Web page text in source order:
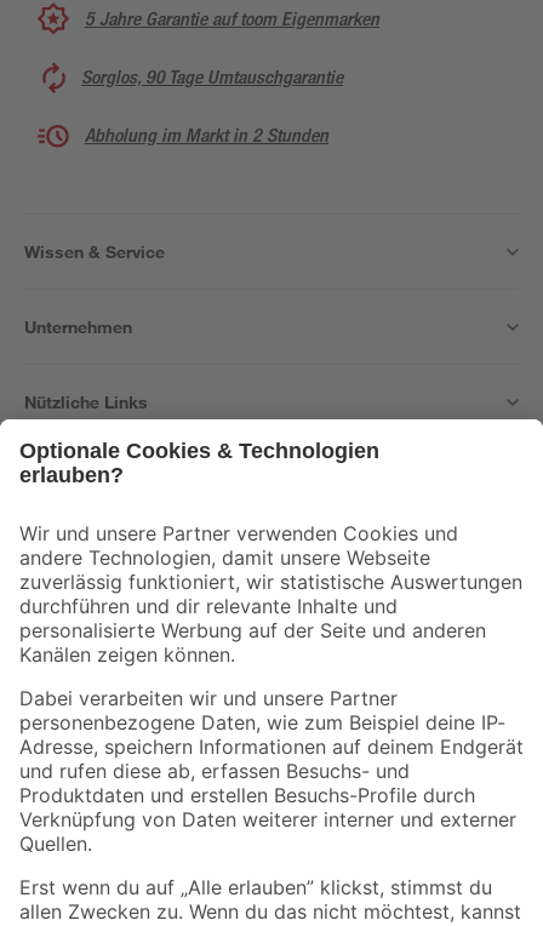
5 Jahre Garantie auf toom Eigenmarken
Sorglos, 90 Tage Umtauschgarantie
Abholung im Markt in 2 Stunden
Wissen & Service
Unternehmen
Nützliche Links
Der toom Newsletter: Keine Angebote und Aktionen mehr verpassen!
Zur Newsletter Anmeldung
Folge uns
Zahlungsarten Versandarten
Sicher einkaufen